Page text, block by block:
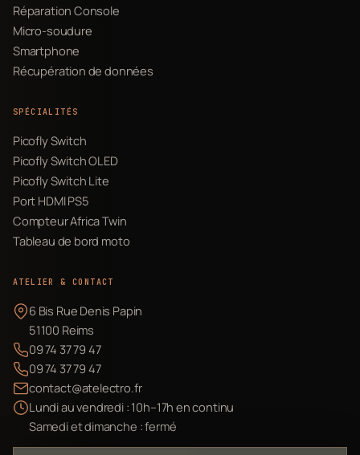
Réparation Console
Micro-soudure
Smartphone
Récupération de données
SPÉCIALITÉS
Picofly Switch
Picofly Switch OLED
Picofly Switch Lite
Port HDMI PS5
Compteur Africa Twin
Tableau de bord moto
ATELIER & CONTACT
6 Bis Rue Denis Papin
51100 Reims
09 74 37 79 47
09 74 37 79 47
contact@atelectro.fr
Lundi au vendredi : 10h–17h en continu
Samedi et dimanche : fermé